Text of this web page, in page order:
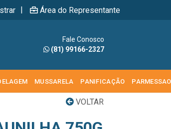
| Área do Representante
Fale Conosco
(81) 99166-2327
MUSSARELA PANIFICAÇÃO PARMESSAO
VOLTAR